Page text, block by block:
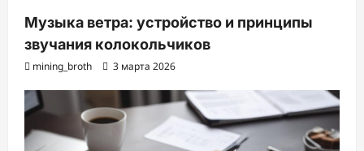
Музыка ветра: устройство и принципы
звучания колокольчиков
mining_broth 3 марта 2026